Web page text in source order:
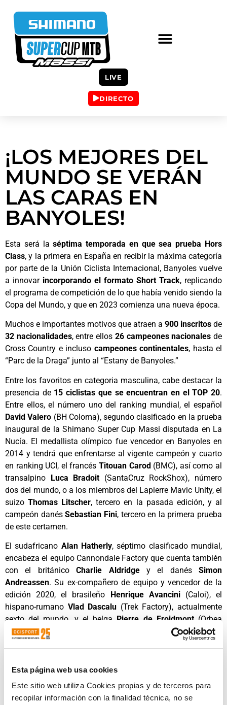
Esta página web usa cookies
Este sitio web utiliza Cookies propias y de terceros para
recopilar información con la finalidad técnica, no se
LIVE
DIRECTO
¡LOS MEJORES DEL
MUNDO SE VERÁN
LAS CARAS EN
BANYOLES!
Esta será laséptima temporada en que sea prueba Hors
Class, y la primera en España en recibir la máxima categoría
por parte de la Unión Ciclista Internacional, Banyoles vuelve
a innovar incorporando el formato Short Track, replicando
el programa de competición de lo que había venido siendo la
Copa del Mundo, y que en 2023 comienza una nueva época.
Muchos e importantes motivos que atraen a 900 inscritos de
32 nacionalidades, entre ellos 26 campeones nacionales de
Cross Country e incluso campeones continentales, hasta el
“Parc de la Draga” junto al “Estany de Banyoles.”
Entre los favoritos en categoria masculina, cabe destacar la
presencia de 15 ciclistas que se encuentran en el TOP 20.
Entre ellos, el número uno del ranking mundial, el español
David Valero (BH Coloma), segundo clasificado en la prueba
inaugural de la Shimano Super Cup Massi disputada en La
Nucía. El medallista olímpico fue vencedor en Banyoles en
2014 y tendrá que enfrentarse al vigente campeón y cuarto
en ranking UCI, el francés Titouan Carod(BMC), así como al
transalpino Luca Bradoit (SantaCruz RockShox), número
dos del mundo, o a los miembros del Lapierre Mavic Unity, el
suizoThomas Litscher, tercero en la pasada edición, y al
campeón danésSebastian Fini, tercero en la primera prueba
de este certamen.
El sudafricano Alan Hatherly, séptimo clasificado mundial,
encabeza el equipo Cannondale Factory que cuenta también
con el británicoCharlie Aldridgey el danés Simon
Andreassen. Su ex-compañero de equipo y vencedor de la
edición 2020, el brasileño Henrique Avancini(Caloi), el
hispano-rumano Vlad Dascalu (Trek Factory), actualmente
sexto del mundo, y el belga Pierre de Froidmont(Orbea
Factory), completan el Top 10 UCI.
Cabe resaltar también la participación del francés, ex-
Sarrou (BMC), el suizo y ex-campeón de Europa,
Forster(Thömus Maxon), y del campeón checoOndrej Cink
(Primaflor Mondraker Genuins).